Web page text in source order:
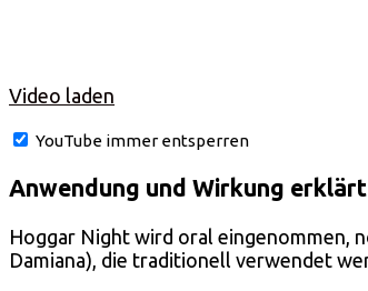
Video laden
YouTube immer entsperren
Anwendung und Wirkung erklärt
Hoggar Night wird oral eingenommen,
Damiana), die traditionell verwendet